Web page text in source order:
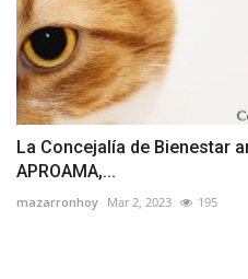
La Concejalía de Bienestar
APROAMA,...
mazarronhoy Mar 2, 2023 195